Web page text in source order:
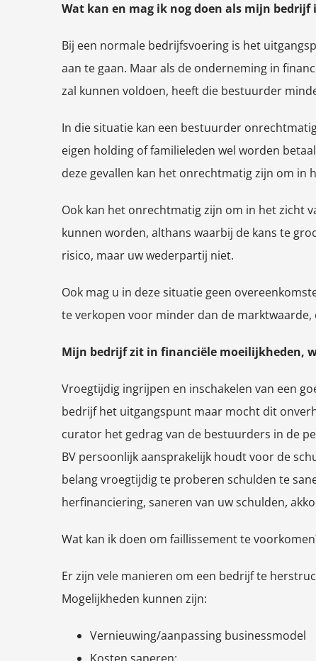
Wat kan en mag ik nog doen als mijn
Bij een normale bedrijfsvoering is het
aan te gaan. Maar als de onderneming in
zal kunnen voldoen, heeft die bestuurder
In die situatie kan een bestuurder
eigen holding of familieleden wel worden
deze gevallen kan het onrechtmatig zijn om in
Ook kan het onrechtmatig zijn om in het zicht
kunnen worden, althans waarbij de kans te
risico, maar uw wederpartij niet.
Ook mag u in deze situatie geen
te verkopen voor minder dan de
Mijn bedrijf zit in financiële moeilijkheden,
Vroegtijdig ingrijpen en inschakelen van een
bedrijf het uitgangspunt maar mocht dit
curator het gedrag van de bestuurders in de
BV persoonlijk aansprakelijk houdt voor de
belang vroegtijdig te proberen schulden te
herfinanciering, saneren van uw schulden,
Wat kan ik doen om faillissement te
Er zijn vele manieren om een bedrijf te
Mogelijkheden kunnen zijn:
Vernieuwing/aanpassing businessmodel